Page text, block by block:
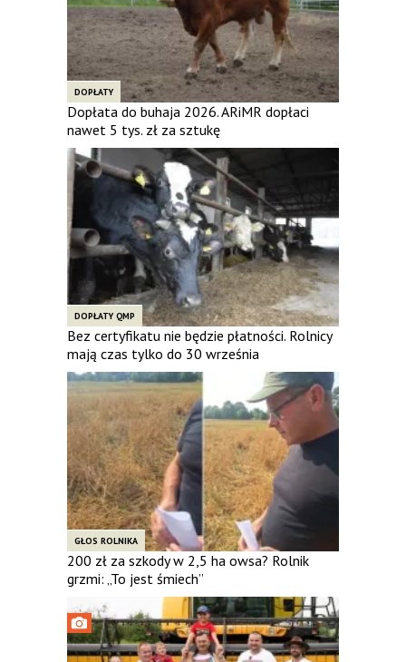
DOPŁATY
Dopłata do buhaja 2026. ARiMR dopłaci
nawet 5 tys. zł za sztukę
DOPŁATY QMP
Bez certyfikatu nie będzie płatności. Rolnicy
mają czas tylko do 30 września
GŁOS ROLNIKA
200 zł za szkody w 2,5 ha owsa? Rolnik
grzmi: „To jest śmiech”